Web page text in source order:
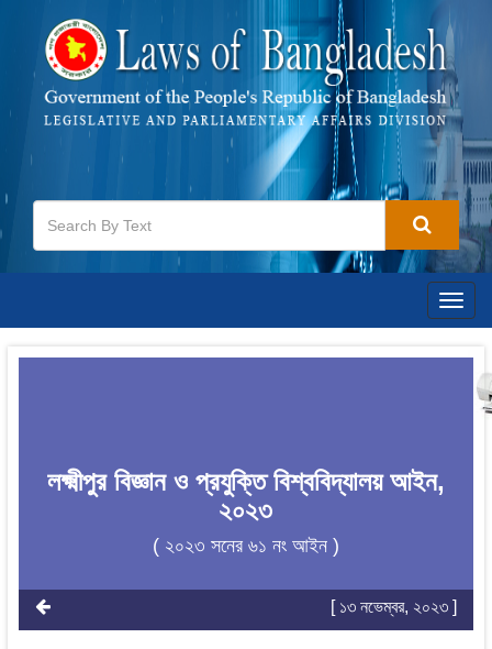
লক্ষ্মীপুর বিজ্ঞান ও প্রযুক্তি বিশ্ববিদ্যালয় আইন,
২০২৩
( ২০২৩ সনের ৬১ নং আইন )
[ ১৩ নভেম্বর, ২০২৩ ]